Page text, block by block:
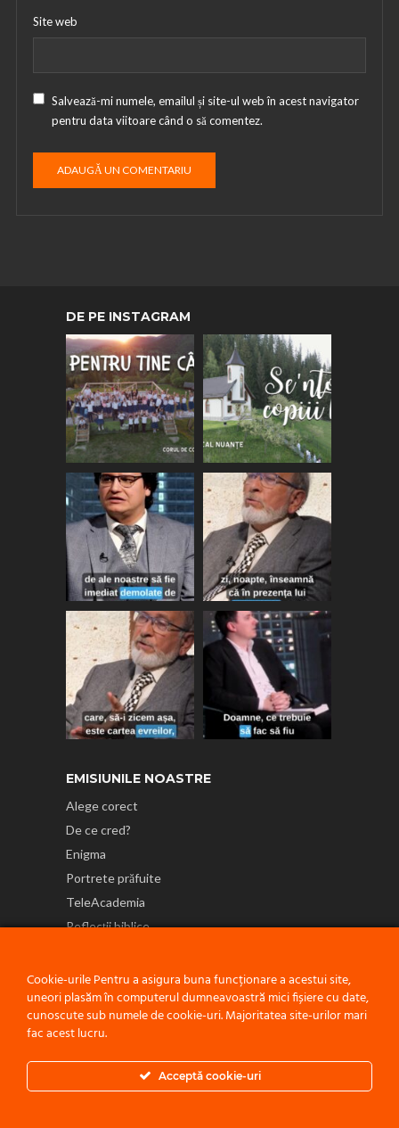
Site web
Salvează-mi numele, emailul și site-ul web în acest navigator
pentru data viitoare când o să comentez.
DE PE INSTAGRAM
EMISIUNILE NOASTRE
Alege corect
De ce cred?
Enigma
Portrete prăfuite
TeleAcademia
Reflecții biblice
Politică de confidențialitate
Cookie-urile Pentru a asigura buna funcționare a acestui site,
uneori plasăm în computerul dumneavoastră mici fișiere cu date,
cunoscute sub numele de cookie-uri. Majoritatea site-urilor mari
fac acest lucru.
Acceptă cookie-uri